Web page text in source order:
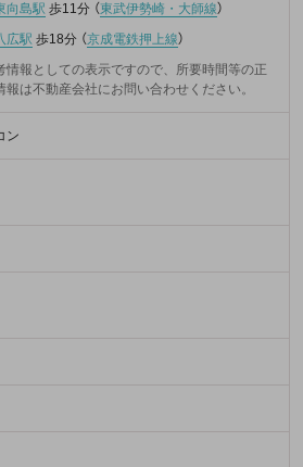
向島駅 歩11分 （東武伊勢崎・大師線）
広駅 歩18分 （京成電鉄押上線）
情報としての表示ですので、所要時間等の正
報は不動産会社にお問い合わせください。
ン